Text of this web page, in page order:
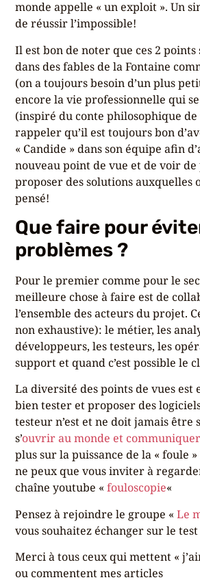
monde appelle « un exploit ». Un
de réussir l’impossible!
Il est bon de noter que ces 2
dans des fables de la Fontaine
(on a toujours besoin d’un plus
encore la vie professionnelle qui
(inspiré du conte philosophique
rappeler qu’il est toujours bon
« Candide » dans son équipe afin
nouveau point de vue et de voir
proposer des solutions auxquelles
pensé!
Que faire pour
problèmes ?
Pour le premier comme pour le
meilleure chose à faire est de
l’ensemble des acteurs du projet.
non exhaustive): le métier, les
développeurs, les testeurs, les
support et quand c’est possible le
La diversité des points de vues est
bien tester et proposer des
testeur n’est et ne doit jamais être
s’ouvrir au monde et communiquer
plus sur la puissance de la « foule
ne peux que vous inviter à
chaîne youtube «fouloscopie«
Pensez à rejoindre le groupe «Le
vous souhaitez échanger sur le test
Merci à tous ceux qui mettent «
ou commentent mes articles